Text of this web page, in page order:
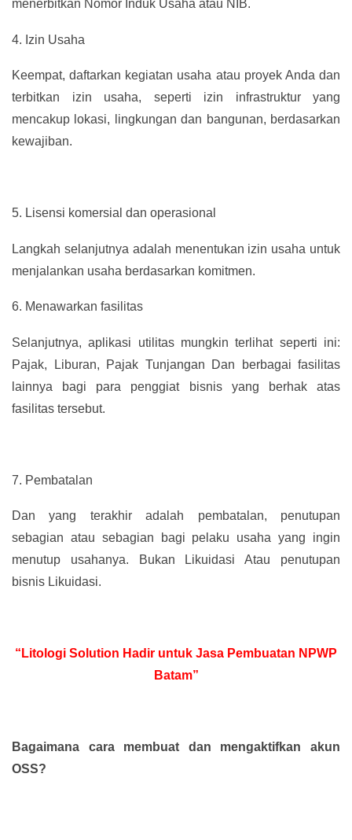
menerbitkan Nomor Induk Usaha atau NIB.
4. Izin Usaha
Keempat, daftarkan kegiatan usaha atau proyek Anda dan
terbitkan izin usaha, seperti izin infrastruktur yang
mencakup lokasi, lingkungan dan bangunan, berdasarkan
kewajiban.
5. Lisensi komersial dan operasional
Langkah selanjutnya adalah menentukan izin usaha untuk
menjalankan usaha berdasarkan komitmen.
6. Menawarkan fasilitas
Selanjutnya, aplikasi utilitas mungkin terlihat seperti ini:
Pajak, Liburan, Pajak Tunjangan Dan berbagai fasilitas
lainnya bagi para penggiat bisnis yang berhak atas
fasilitas tersebut.
7. Pembatalan
Dan yang terakhir adalah pembatalan, penutupan
sebagian atau sebagian bagi pelaku usaha yang ingin
menutup usahanya. Bukan Likuidasi Atau penutupan
bisnis Likuidasi.
“Litologi Solution Hadir untuk Jasa Pembuatan NPWP
Batam”
Bagaimana cara membuat dan mengaktifkan akun
OSS?